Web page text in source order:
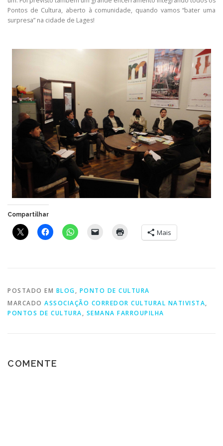
Pontos de Cultura, aberto à comunidade, quando vamos “bater uma
surpresa” na cidade de Lages!
Compartilhar
Mais
POSTADO EM BLOG, PONTO DE CULTURA
MARCADO ASSOCIAÇÃO CORREDOR CULTURAL NATIVISTA,
PONTOS DE CULTURA, SEMANA FARROUPILHA
COMENTE